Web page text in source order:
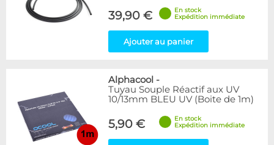
39,90 €
En stock
Expédition immédiate
Ajouter au panier
Alphacool -
Tuyau Souple Réactif aux UV
10/13mm BLEU UV (Boite de 1m)
5,90 €
En stock
Expédition immédiate